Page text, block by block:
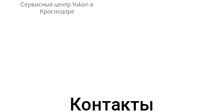
Сервисный центр Yukon в
Краснодаре
Контакты